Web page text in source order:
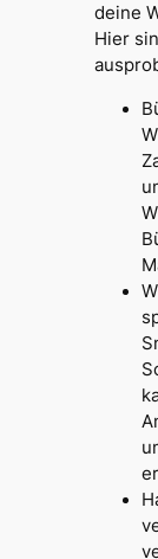
deine
Hier